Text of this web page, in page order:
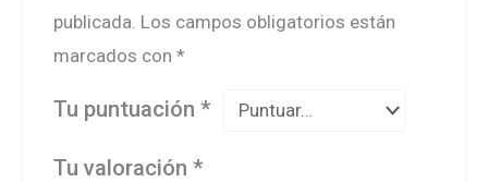
publicada. Los campos obligatorios están
marcados con*
Tu puntuación*
Tu valoración*